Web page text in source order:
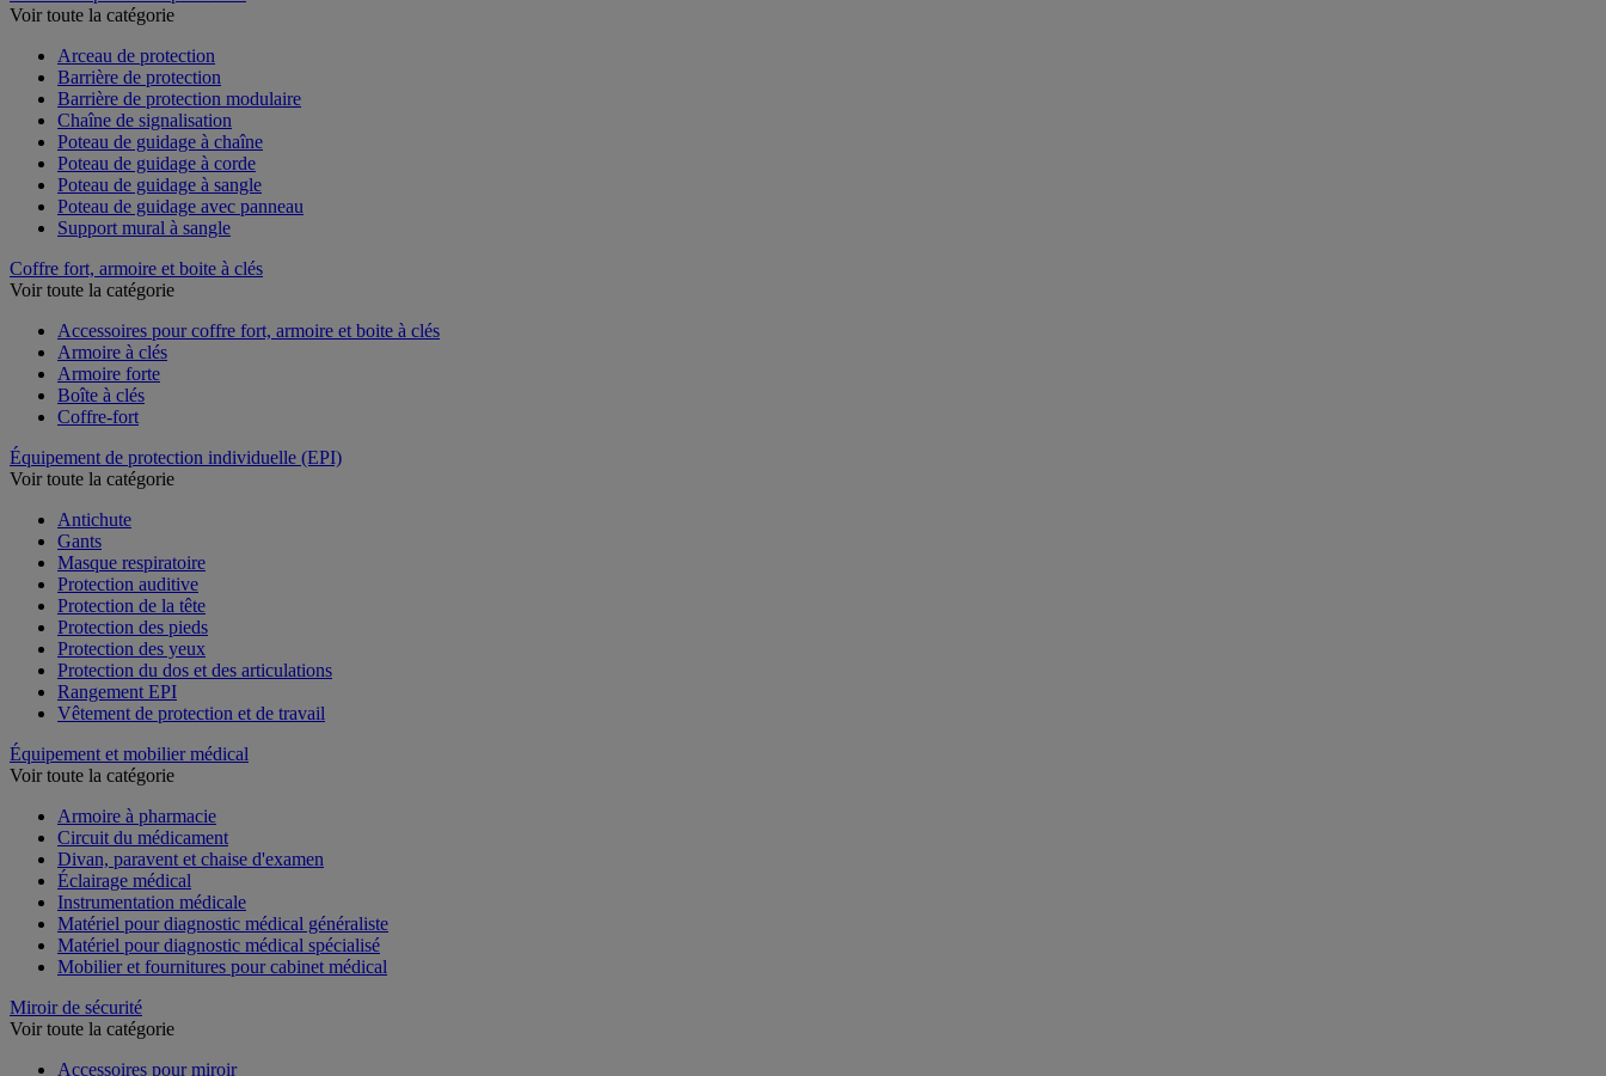
Barrière et poteau de protection
Arceau de protection
Barrière de protection
Barrière de protection modulaire
Chaîne de signalisation
Poteau de guidage à chaîne
Poteau de guidage à corde
Poteau de guidage à sangle
Poteau de guidage avec panneau
Coffre fort, armoire et boite à clés
Accessoires pour coffre fort, armoire et boite à clés
Armoire à clés
Armoire forte
Boîte à clés
Équipement de protection individuelle (EPI)
Antichute
Gants
Masque respiratoire
Protection auditive
Protection de la tête
Protection des pieds
Protection des yeux
Protection du dos et des articulations
Rangement EPI
Équipement et mobilier médical
Armoire à pharmacie
Circuit du médicament
Divan, paravent et chaise d'examen
Éclairage médical
Instrumentation médicale
Matériel pour diagnostic médical généraliste
Matériel pour diagnostic médical spécialisé
Miroir de sécurité